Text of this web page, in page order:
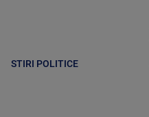
STIRI POLITICE